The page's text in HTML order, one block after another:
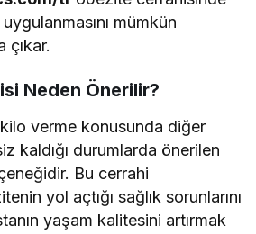
mümkün
çıkar.
Neden Önerilir?
verme konusunda diğer
kaldığı durumlarda önerilen
Bu cerrahi
yol açtığı sağlık sorunlarını
yaşam kalitesini artırmak